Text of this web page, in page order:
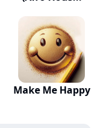
Make Me Happy